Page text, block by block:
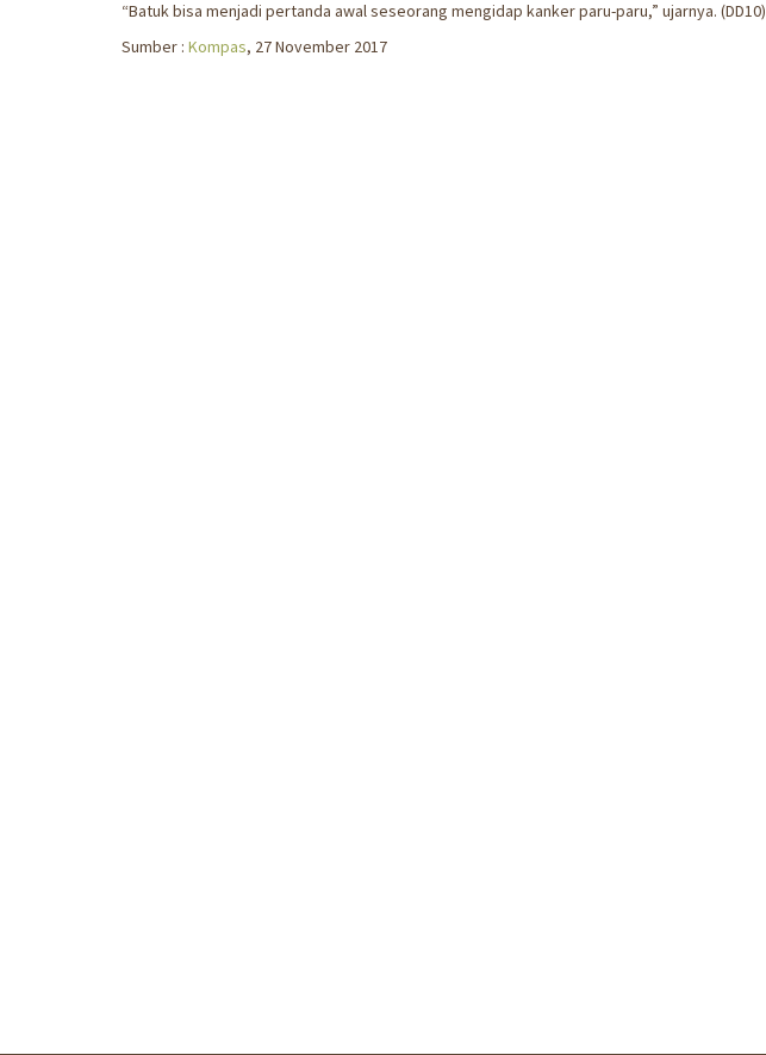
“Batuk bisa menjadi pertanda awal seseorang mengidap kanker paru-paru,” ujarnya. (DD10)
Sumber : Kompas, 27 November 2017